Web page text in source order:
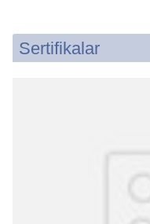
Sertifikalar